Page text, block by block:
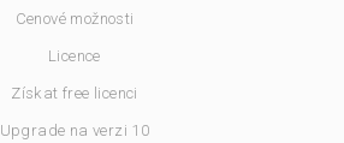
Cenové možnosti
Licence
Získat free licenci
Upgrade na verzi 10